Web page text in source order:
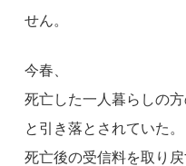
せん。
今春、
死亡した一人暮らしの
と引き落とされていた。
死亡後の受信料を取り